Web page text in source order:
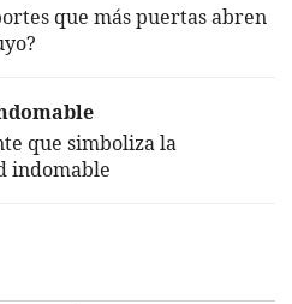
que más puertas abren
que simboliza la
indomable